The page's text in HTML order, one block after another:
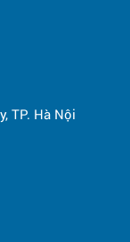
TP. Hà Nội